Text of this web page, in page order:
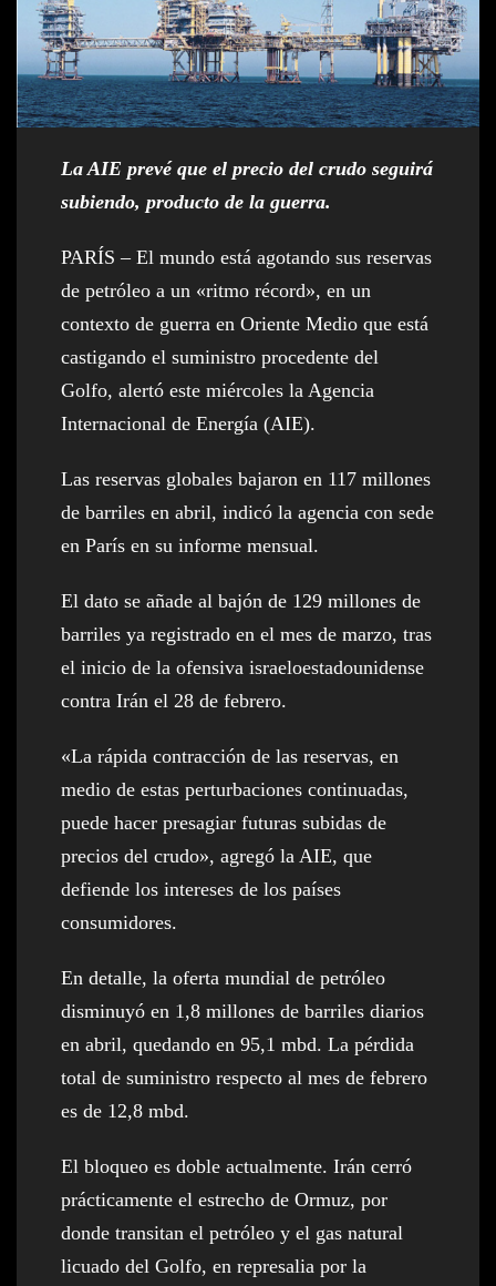
La AIE prevé que el precio del crudo seguirá
subiendo, producto de la guerra.
PARÍS – El mundo está agotando sus reservas
de petróleo a un «ritmo récord», en un
contexto de guerra en Oriente Medio que está
castigando el suministro procedente del
Golfo, alertó este miércoles la Agencia
Internacional de Energía (AIE).
Las reservas globales bajaron en 117 millones
de barriles en abril, indicó la agencia con sede
en París en su informe mensual.
El dato se añade al bajón de 129 millones de
barriles ya registrado en el mes de marzo, tras
el inicio de la ofensiva israeloestadounidense
contra Irán el 28 de febrero.
«La rápida contracción de las reservas, en
medio de estas perturbaciones continuadas,
puede hacer presagiar futuras subidas de
precios del crudo», agregó la AIE, que
defiende los intereses de los países
consumidores.
En detalle, la oferta mundial de petróleo
disminuyó en 1,8 millones de barriles diarios
en abril, quedando en 95,1 mbd. La pérdida
total de suministro respecto al mes de febrero
es de 12,8 mbd.
El bloqueo es doble actualmente. Irán cerró
prácticamente el estrecho de Ormuz, por
donde transitan el petróleo y el gas natural
licuado del Golfo, en represalia por la